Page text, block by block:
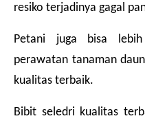
resiko terjadinya gagal
Petani juga bisa
perawatan tanaman
kualitas terbaik.
Bibit seledri kualitas